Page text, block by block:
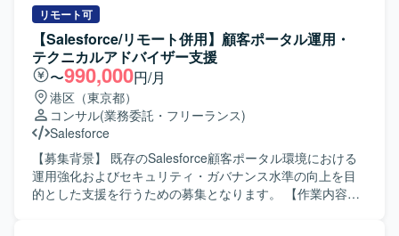
だけます。社員エンジニアへの技術展開を通じて、組織全
体の技術力向上にも影響を与えられる環境です。 【開発環
境】 言語はGoを使用いたします。インフラはAWS上で構築
され、ECS、RDS、ElastiCache、SQS、SNS、
EventBridge、Lambdaなどを利用いたします。データベー
スはRDB（PostgreSQLやAurora MySQLなど）およびRedis
を用いて構成されております。GitHub、Slack、Backlogな
どのツールを利用し、AIアシスタントとしてClaude
Code（Anthropic）を開発・業務に積極的に活用しておりま
す。
プリケーション開発や、バックエンドのREST APIとの連携
実装を担当していただきます。 AIコーディングツールを活
用した開発フローの整備や生産性向上の推進、コンポーネ
ント設計やUIライブラリの整備も行っていただきます。 ま
た、社員エンジニアへの技術展開やドキュメント整備にも
携わっていただきます。 【求める人物像】 AIツールを積極
的に取り入れ、自律的に開発生産性を高めていける方を求
めております。 社員エンジニアへ技術やノウハウをわかり
やすく共有できるコミュニケーション力をお持ちの方を歓
迎いたします。 仕様が確定しきっていないフェーズでも、
課題を整理しながら主体的に推進できる方を想定しており
リモート可
【Salesforce/リモート併用】顧客ポータル運用・
テクニカルアドバイザー支援
〜990,000円/月
港区（東京都）
コンサル(業務委託・フリーランス)
Salesforce
【募集背景】 既存のSalesforce顧客ポータル環境における
運用強化およびセキュリティ・ガバナンス水準の向上を目
的とした支援を行うための募集となります。 【作業内容】